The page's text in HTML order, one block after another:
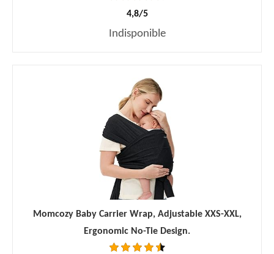
4,8/5
Indisponible
Momcozy Baby Carrier Wrap, Adjustable XXS-XXL,
Ergonomic No-Tie Design.